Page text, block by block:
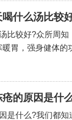
什么汤比较
比较好?众所周
胃，强身健体的
的原因是什
是什么?我们都